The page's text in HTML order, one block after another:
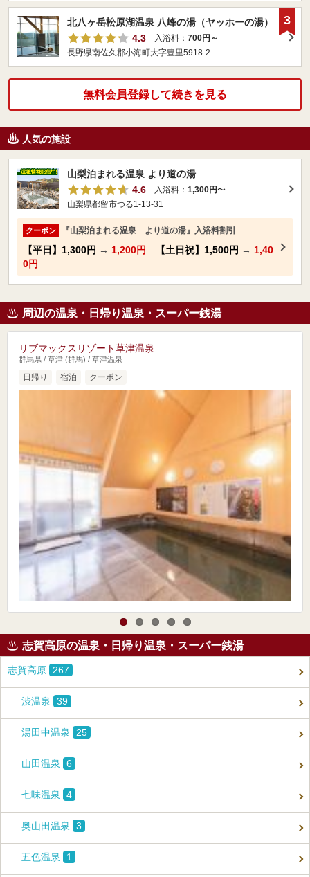
北八ヶ岳松原湖温泉 八峰の湯（ヤッホーの湯）
4.3
入浴料： 700円～
長野県南佐久郡小海町大字豊里5918-2
3
無料会員登録して続きを見る
人気の施設
山梨泊まれる温泉 より道の湯
4.6
入浴料： 1,300円〜
山梨県都留市つる1-13-31
クーポン 『山梨泊まれる温泉 より道の湯』入浴料割引
【平日】 1,300円 → 1,200円 【土日祝】 1,500円 → 1,40
0円
周辺の温泉・日帰り温泉・スーパー銭湯
リブマックスリゾート草津温泉
群馬県 / 草津 (群馬) / 草津温泉
日帰り 宿泊 クーポン
志賀高原の温泉・日帰り温泉・スーパー銭湯
志賀高原 267
渋温泉 39
湯田中温泉 25
山田温泉 6
七味温泉 4
奥山田温泉 3
五色温泉 1